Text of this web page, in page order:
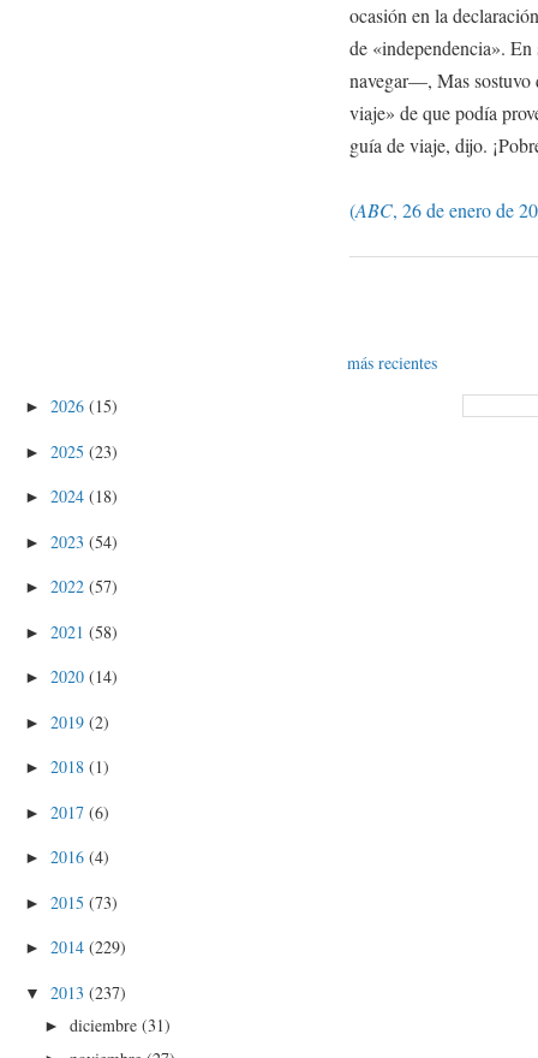
ocasión en la
de «independencia».
navegar—, Mas sostuvo
viaje» de que podía
guía de viaje, dijo.
(ABC, 26 de enero de
más recientes
► 2026 (15)
► 2025 (23)
► 2024 (18)
► 2023 (54)
► 2022 (57)
► 2021 (58)
► 2020 (14)
► 2019 (2)
► 2018 (1)
► 2017 (6)
► 2016 (4)
► 2015 (73)
► 2014 (229)
▼ 2013 (237)
►diciembre(31)